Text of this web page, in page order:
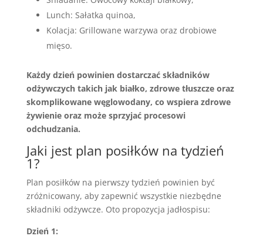
Lunch: Sałatka quinoa,
Kolacja: Grillowane warzywa oraz drobiowe
mięso.
Każdy dzień powinien dostarczać składników
odżywczych takich jak białko, zdrowe tłuszcze oraz
skomplikowane węglowodany, co wspiera zdrowe
żywienie oraz może sprzyjać procesowi
odchudzania.
Jaki jest plan posiłków na tydzień
1?
Plan posiłków na pierwszy tydzień powinien być
zróżnicowany, aby zapewnić wszystkie niezbędne
składniki odżywcze. Oto propozycja jadłospisu:
Dzień 1: